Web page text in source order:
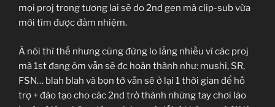
mọi proj trong tương lai sẽ do 2nd gen mà clip-sub vừa
mới tìm được đảm nhiệm.
À nói thì thế nhưng cũng đừng lo lắng nhiều vì các proj
mà 1st đang ôm vẫn sẽ đc hoàn thành như: mushi, SR,
FSN… blah blah và bọn tớ vẫn sẽ ở lại 1 thời gian để hỗ
trợ + đào tạo cho các 2nd trở thành những tay chơi lão